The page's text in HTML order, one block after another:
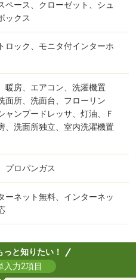
ペース、クローゼット、シュ
ックス
ロック、モニタ付インターホ
暖房、エアコン、洗濯機置
面所、洗面台、フローリン
ャンプードレッサ、灯油、Ｆ
、洗面所独立、室内洗濯機置
プロパンガス
ーネット無料、インターネッ
と知りたい！
入力2項目